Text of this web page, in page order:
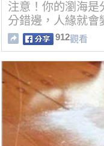
注意！你的瀏海是
分錯邊，人緣就會
912觀看